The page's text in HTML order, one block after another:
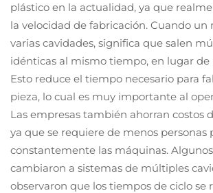
plástico en la actualidad, ya que
la velocidad de fabricación. Cuando un
varias cavidades, significa que salen
idénticas al mismo tiempo, en lugar de
Esto reduce el tiempo necesario para
pieza, lo cual es muy importante al
Las empresas también ahorran costos
ya que se requiere de menos personas
constantemente las máquinas.
cambiaron a sistemas de múltiples
observaron que los tiempos de ciclo se